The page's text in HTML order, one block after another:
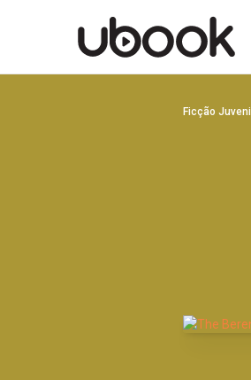
Ficção Juvenil